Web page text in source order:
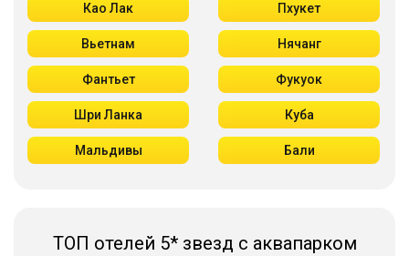
Као Лак Пхукет
Вьетнам Нячанг
Фантьет Фукуок
Шри Ланка Куба
Мальдивы Бали
ТОП отелей 5* звезд с аквапарком